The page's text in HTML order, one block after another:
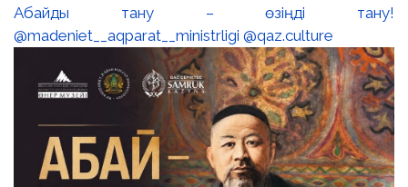
Абайды тану – өзіңді тану!
@madeniet__aqparat__ministrligi @qaz.culture